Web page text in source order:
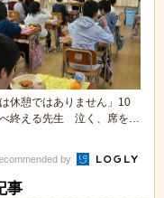
は休憩ではありません」10
終える先生 泣く、席を立
by
事